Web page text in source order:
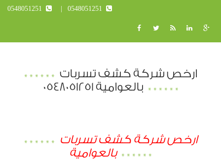
ارخص شركة كشف تسربات
بالعوامية 0548051251
ارخص شركة كشف تسربات
بالعوامية